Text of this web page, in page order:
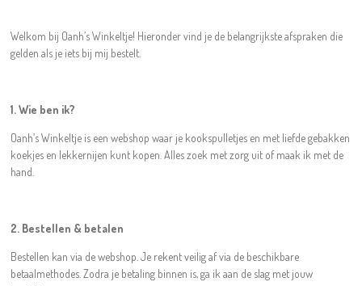
Welkom bij Oanh’s Winkeltje! Hieronder vind je de belangrijkste afspraken die
gelden als je iets bij mij bestelt.
1. Wie ben ik?
Oanh’s Winkeltje is een webshop waar je kookspulletjes en met liefde gebakken
koekjes en lekkernijen kunt kopen. Alles zoek met zorg uit of maak ik met de
hand.
2. Bestellen & betalen
Bestellen kan via de webshop. Je rekent veilig af via de beschikbare
betaalmethodes. Zodra je betaling binnen is, ga ik aan de slag met jouw